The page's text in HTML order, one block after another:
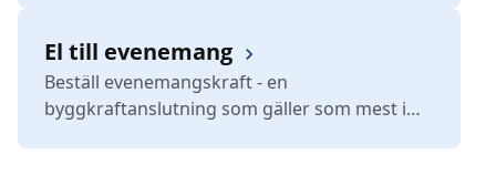
El till evenemang
Beställ evenemangskraft - en
byggkraftanslutning som gäller som mest i